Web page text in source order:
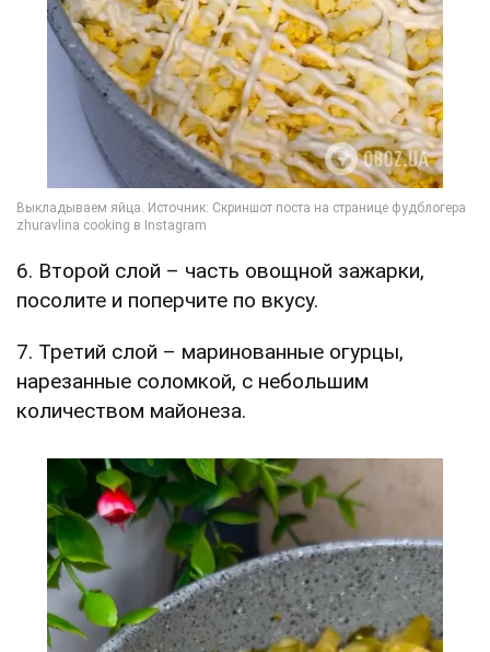
6. Второй слой – часть овощной зажарки,
посолите и поперчите по вкусу.
7. Третий слой – маринованные огурцы,
нарезанные соломкой, с небольшим
количеством майонеза.